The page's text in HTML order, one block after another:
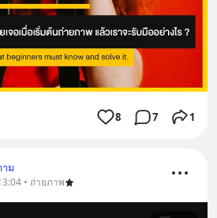
8 7 1
าม
• ถ่ายภาพ